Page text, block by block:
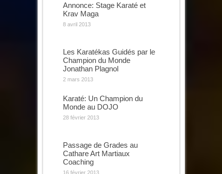
Annonce: Stage Karaté et
Krav Maga
8 avril 2013
Les Karatékas Guidés par le
Champion du Monde
Jonathan Plagnol
2 mars 2013
Karaté: Un Champion du
Monde au DOJO
28 février 2013
Passage de Grades au
Cathare Art Martiaux
Coaching
16 février 2013